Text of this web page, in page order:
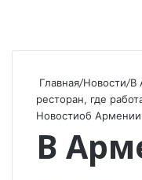
Главная/Новости/В
ресторан, где
Новостиоб Армении
В